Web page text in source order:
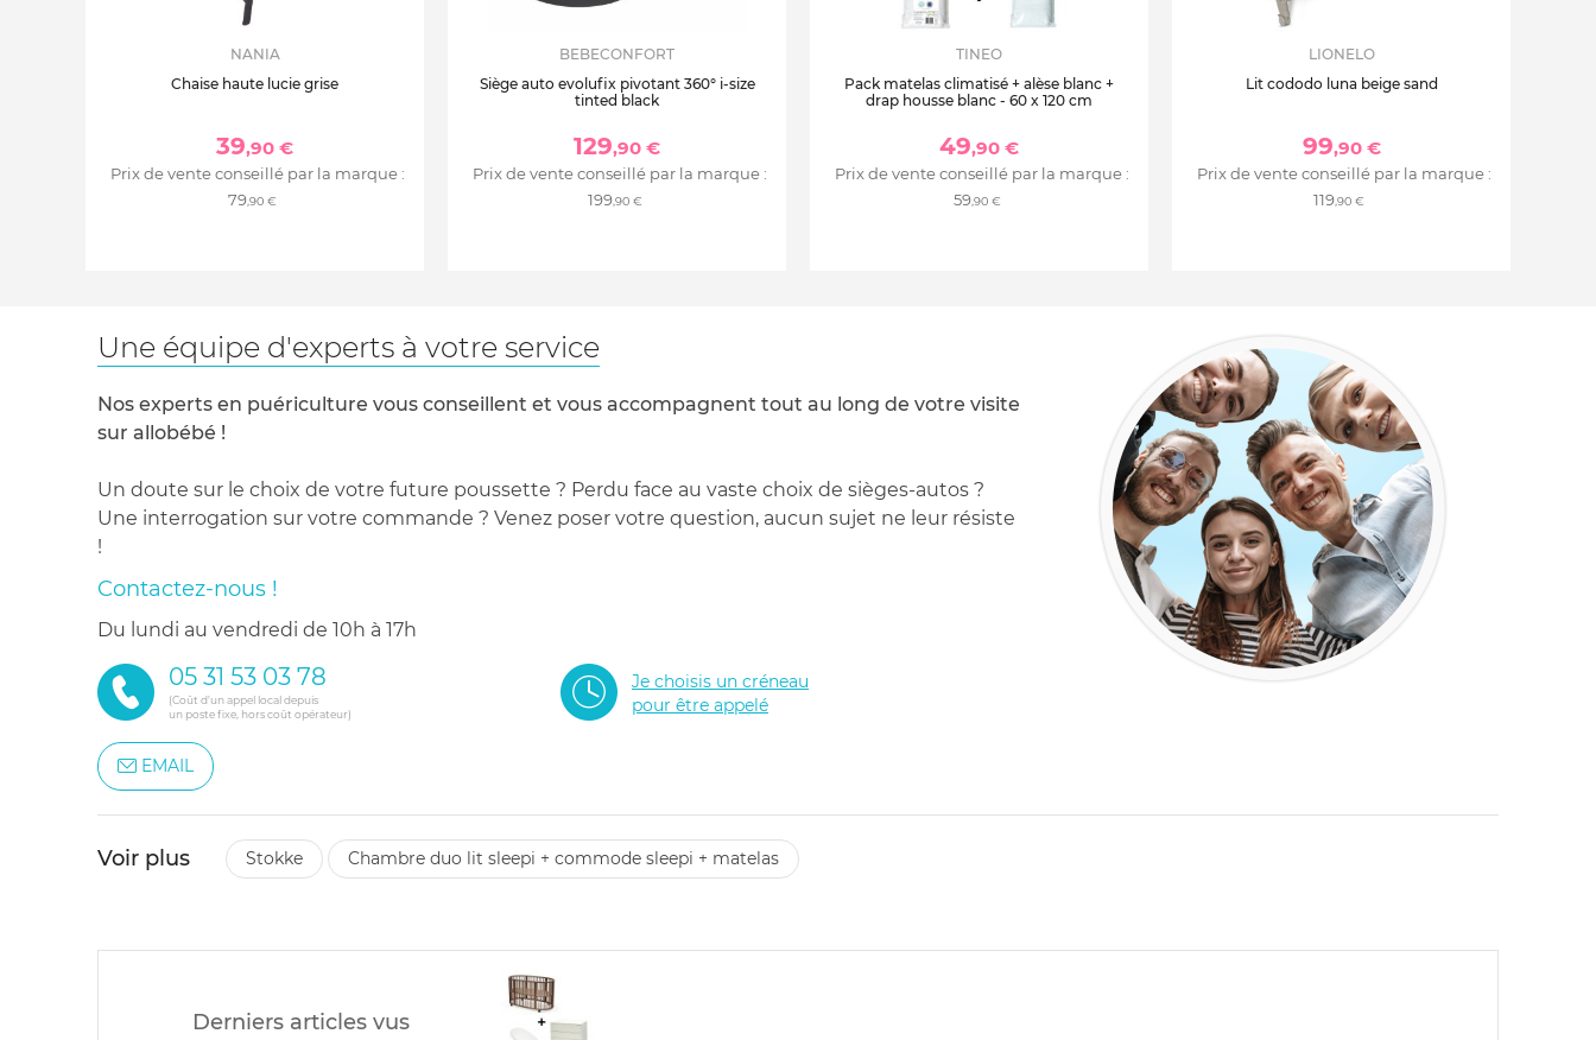
Lauréat du Red Dot Design 2022
Matière : Bois de hêtre massif durable et MDF à teneur réduite en
formaldéhyde
Testée selon les normes les plus strictes en matière de stabilité et de
substances réglementées
Plan à langer non inclus
NANIA
Chaise haute lucie grise
39,90 €
Prix de vente conseillé par la marque :
79,90 €
BEBECONFORT
Siège auto evolufix pivotant 360° i-size
tinted black
129,90 €
Prix de vente conseillé par la marque :
199,90 €
TINEO
Pack matelas climatisé + alèse blanc +
drap housse blanc - 60 x 120 cm
49,90 €
Prix de vente conseillé par la marque :
59,90 €
LIONELO
Lit cododo luna beige sand
99,90 €
Prix de vente conseillé par la marque :
119,90 €
Une équipe d'experts à votre service
Nos experts en puériculture vous conseillent et vous accompagnent tout au long de votre visite
sur allobébé !
Un doute sur le choix de votre future poussette ? Perdu face au vaste choix de sièges-autos ?
Une interrogation sur votre commande ? Venez poser votre question, aucun sujet ne leur résiste
!
Contactez-nous !
du lundi au vendredi de 10h à 17h
05 31 53 03 78
(Coût d'un appel local depuis
un poste fixe, hors coût opérateur)
Je choisis un créneau
pour être appelé
EMAIL
Voir plus stokke chambre duo lit sleepi + commode sleepi + matelas
Derniers articles vus